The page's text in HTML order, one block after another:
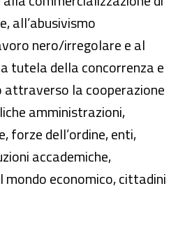
all’abusivismo
nero/irregolare e al
tutela della concorrenza e
attraverso la cooperazione
amministrazioni,
forze dell’ordine, enti,
accademiche,
economico, cittadini